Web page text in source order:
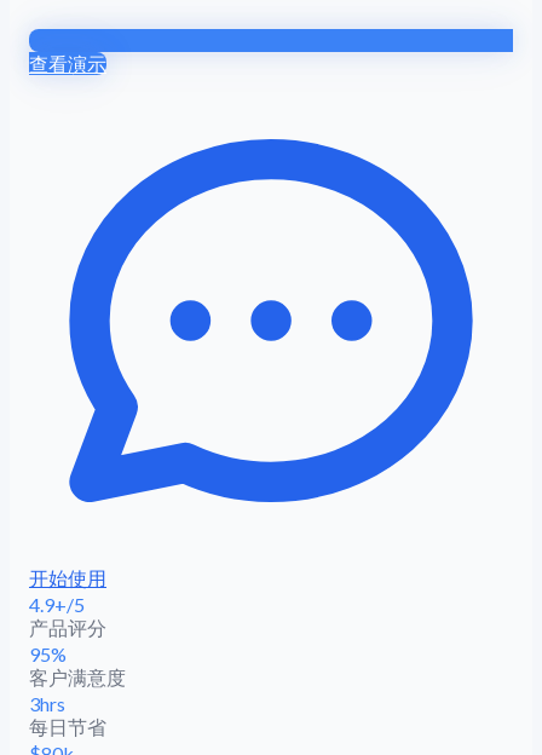
查看演示
开始使用
4.9+/5
产品评分
95%
客户满意度
3hrs
每日节省